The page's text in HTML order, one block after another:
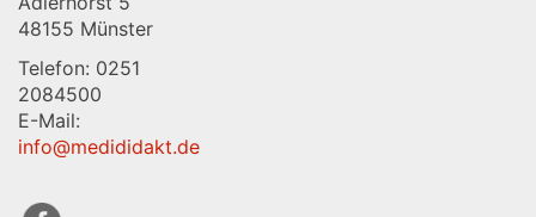
48155 Münster
Telefon: 0251
2084500
E-Mail:
info@medididakt.de